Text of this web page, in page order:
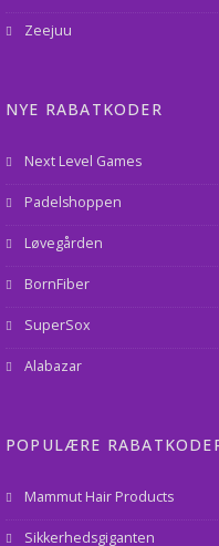
Zeejuu
NYE RABATKODER
Next Level Games
Padelshoppen
Løvegården
BornFiber
SuperSox
Alabazar
POPULÆRE
Mammut Hair Products
Sikkerhedsgiganten